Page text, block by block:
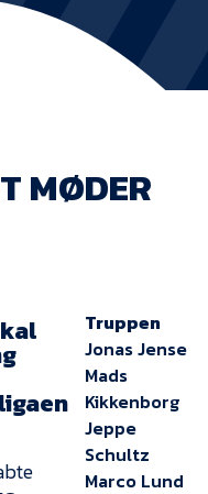
MØDER
Truppen
Jonas Jense
Mads
Kikkenborg
Jeppe
Schultz
Marco Lund